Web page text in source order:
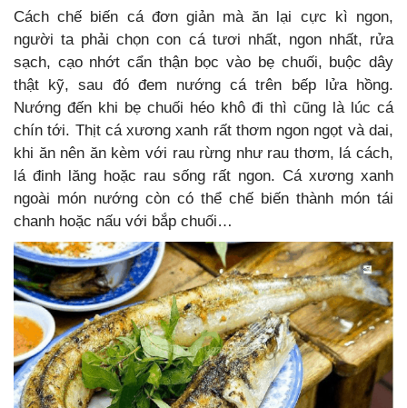
Cách chế biến cá đơn giản mà ăn lại cực kì ngon,
người ta phải chọn con cá tươi nhất, ngon nhất, rửa
sạch, cạo nhớt cẩn thận bọc vào bẹ chuối, buộc dây
thật kỹ, sau đó đem nướng cá trên bếp lửa hồng.
Nướng đến khi bẹ chuối héo khô đi thì cũng là lúc cá
chín tới. Thịt cá xương xanh rất thơm ngon ngọt và dai,
khi ăn nên ăn kèm với rau rừng như rau thơm, lá cách,
lá đinh lăng hoặc rau sống rất ngon. Cá xương xanh
ngoài món nướng còn có thể chế biến thành món tái
chanh hoặc nấu với bắp chuối…